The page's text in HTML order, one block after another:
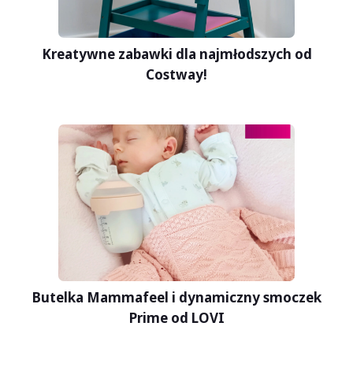
Kreatywne zabawki dla najmłodszych od
Costway!
Butelka Mammafeel i dynamiczny smoczek
Prime od LOVI